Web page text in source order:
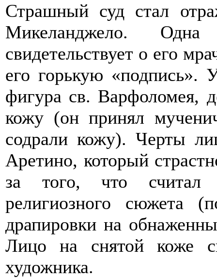
Страшный суд стал
Микеланджело.
свидетельствует о его
его горькую «подпись».
фигура св. Варфоломея,
кожу (он принял
содрали кожу). Черты
Аретино, который
за того, что считал
религиозного сюжета
драпировки на
Лицо на снятой коже
художника.